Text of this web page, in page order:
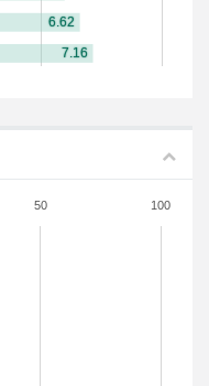
50 100